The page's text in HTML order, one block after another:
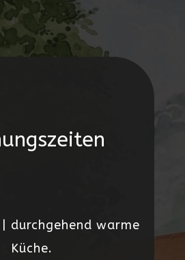
durchgehend warme
Küche.